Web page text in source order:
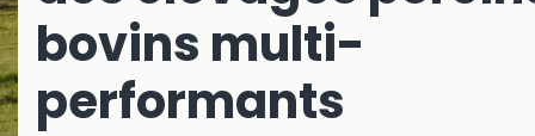
bovins multi-
performants